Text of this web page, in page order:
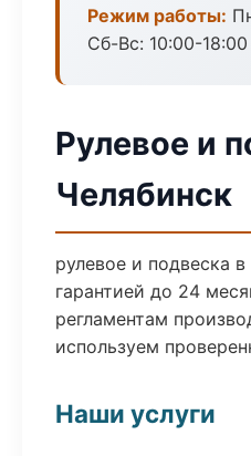
Режим работы:
Сб-Вс: 10:00-18:00
Рулевое и
Челябинск
рулевое и подвеска
гарантией до 24
регламентам
используем
Наши услуги